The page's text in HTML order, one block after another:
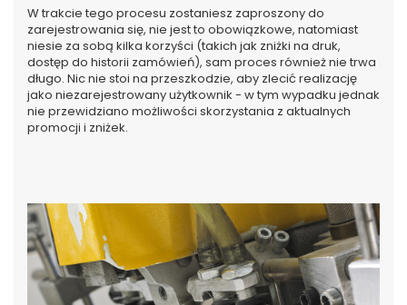
W trakcie tego procesu zostaniesz zaproszony do
zarejestrowania się, nie jest to obowiązkowe, natomiast
niesie za sobą kilka korzyści (takich jak zniżki na druk,
dostęp do historii zamówień), sam proces również nie trwa
długo. Nic nie stoi na przeszkodzie, aby zlecić realizację
jako niezarejestrowany użytkownik - w tym wypadku jednak
nie przewidziano możliwości skorzystania z aktualnych
promocji i zniżek.